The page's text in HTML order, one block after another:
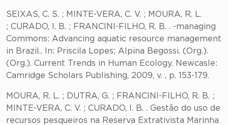
SEIXAS, C. S. ; MINTE-VERA, C. V. ; MOURA, R. L.
; CURADO, I. B. ; FRANCINI-FILHO, R. B. . -managing
Commons: Advancing aquatic resource management
in Brazil.. In: Priscila Lopes; Alpina Begossi. (Org.).
(Org.). Current Trends in Human Ecology. Newcasle:
Camridge Scholars Publishing, 2009, v. , p. 153-179.
MOURA, R. L. ; DUTRA, G. ; FRANCINI-FILHO, R. B. ;
MINTE-VERA, C. V. ; CURADO, I. B. . Gestão do uso de
recursos pesqueiros na Reserva Extrativista Marinha